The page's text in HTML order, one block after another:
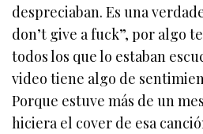
despreciaban. Es una
don’t give a fuck”, por algo
todos los que lo estaban
video tiene algo de
Porque estuve más de un
hiciera el cover de esa